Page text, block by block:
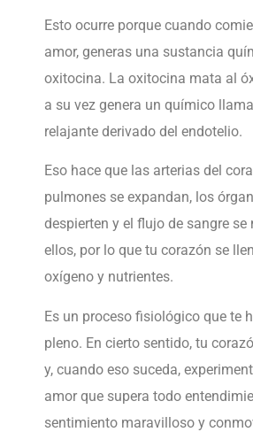
Esto ocurre porque cuando
amor, generas una sustancia
oxitocina. La oxitocina mata al
a su vez genera un químico
relajante derivado del endotelio.
Eso hace que las arterias del
pulmones se expandan, los
despierten y el flujo de sangre se
ellos, por lo que tu corazón se
oxígeno y nutrientes.
Es un proceso fisiológico que te
pleno. En cierto sentido, tu
y, cuando eso suceda,
amor que supera todo
sentimiento maravilloso y